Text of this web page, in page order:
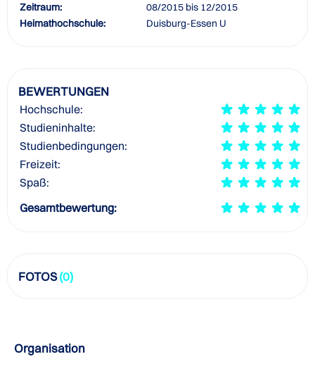
Zeitraum:
08/2015 bis 12/2015
Heimathochschule:
Duisburg-Essen U
BEWERTUNGEN
Hochschule:
Studieninhalte:
Studienbedingungen:
Freizeit:
Spaß:
Gesamtbewertung:
FOTOS(0)
Organisation